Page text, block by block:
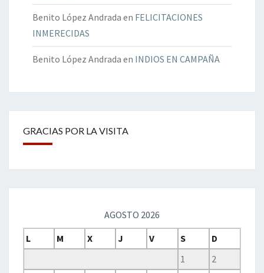
Benito López Andrada en FELICITACIONES
INMERECIDAS
Benito López Andrada en INDIOS EN CAMPAÑA
GRACIAS POR LA VISITA
AGOSTO 2026
L
M X J V S
D
1
2